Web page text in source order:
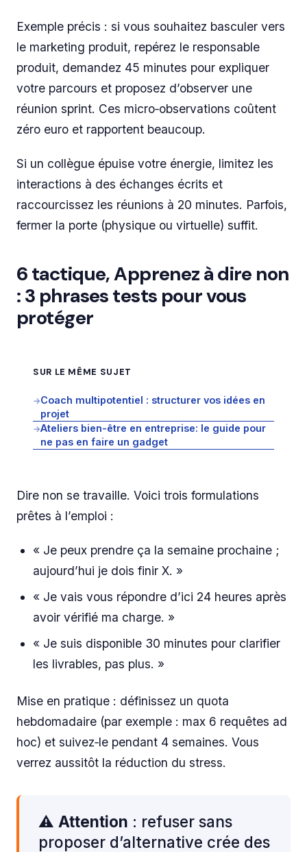
Exemple précis : si vous souhaitez basculer vers
le marketing produit, repérez le responsable
produit, demandez 45 minutes pour expliquer
votre parcours et proposez d’observer une
réunion sprint. Ces micro‑observations coûtent
zéro euro et rapportent beaucoup.
Si un collègue épuise votre énergie, limitez les
interactions à des échanges écrits et
raccourcissez les réunions à 20 minutes. Parfois,
fermer la porte (physique ou virtuelle) suffit.
6 tactique, Apprenez à dire non
: 3 phrases tests pour vous
protéger
SUR LE MÊME SUJET
→Coach multipotentiel : structurer vos idées en
projet
→Ateliers bien-être en entreprise: le guide pour
ne pas en faire un gadget
Dire non se travaille. Voici trois formulations
prêtes à l’emploi :
« Je peux prendre ça la semaine prochaine ;
aujourd’hui je dois finir X. »
« Je vais vous répondre d’ici 24 heures après
avoir vérifié ma charge. »
« Je suis disponible 30 minutes pour clarifier
les livrables, pas plus. »
Mise en pratique : définissez un quota
hebdomadaire (par exemple : max 6 requêtes ad
hoc) et suivez‑le pendant 4 semaines. Vous
verrez aussitôt la réduction du stress.
⚠️ Attention : refuser sans
proposer d’alternative crée des